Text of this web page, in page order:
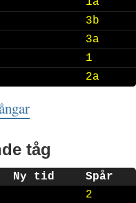
3b
3a
1
2a
tåg
Ny tid
Spår
2